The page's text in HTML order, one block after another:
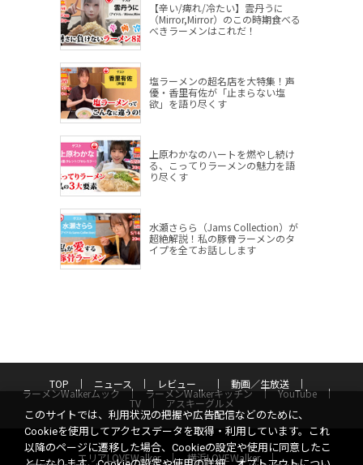
【辛い/痺れ/冷たい】雲丹うに
（Mirror,Mirror）のこの時期食べる
べきラーメンはこれだ！
塩ラーメンの超名店を大特集！声
優・香里有佐が「止まらない塩
欲」を語り尽くす
上原わかなのハートを燃やし続け
る、こってりラーメンの魅力を語
り尽くす
水瀬さらら（Jams Collection）が
超絶解説！私の豚骨ラーメンのタ
イプを全てお話しします
TOP ニュース レビュー 動画／生放送
ラーメンWalkerムック ラーメンWalkerキッチン YouTube
TV アスキーグルメ
エリアLOVEWalker 横浜LOVEWalker
このサイトでは、利用状況の把握や広告配信などのために、
Cookieを使用してアクセスデータを取得・利用しています。これ
以降のページに遷移した場合、Cookieの設定や使用に同意したこ